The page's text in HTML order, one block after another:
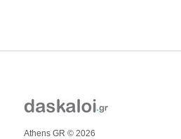
Athens GR © 2026